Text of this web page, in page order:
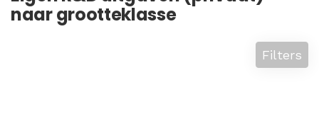
naar grootteklasse
Filters